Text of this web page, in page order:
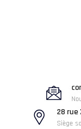
28 rue
Siège